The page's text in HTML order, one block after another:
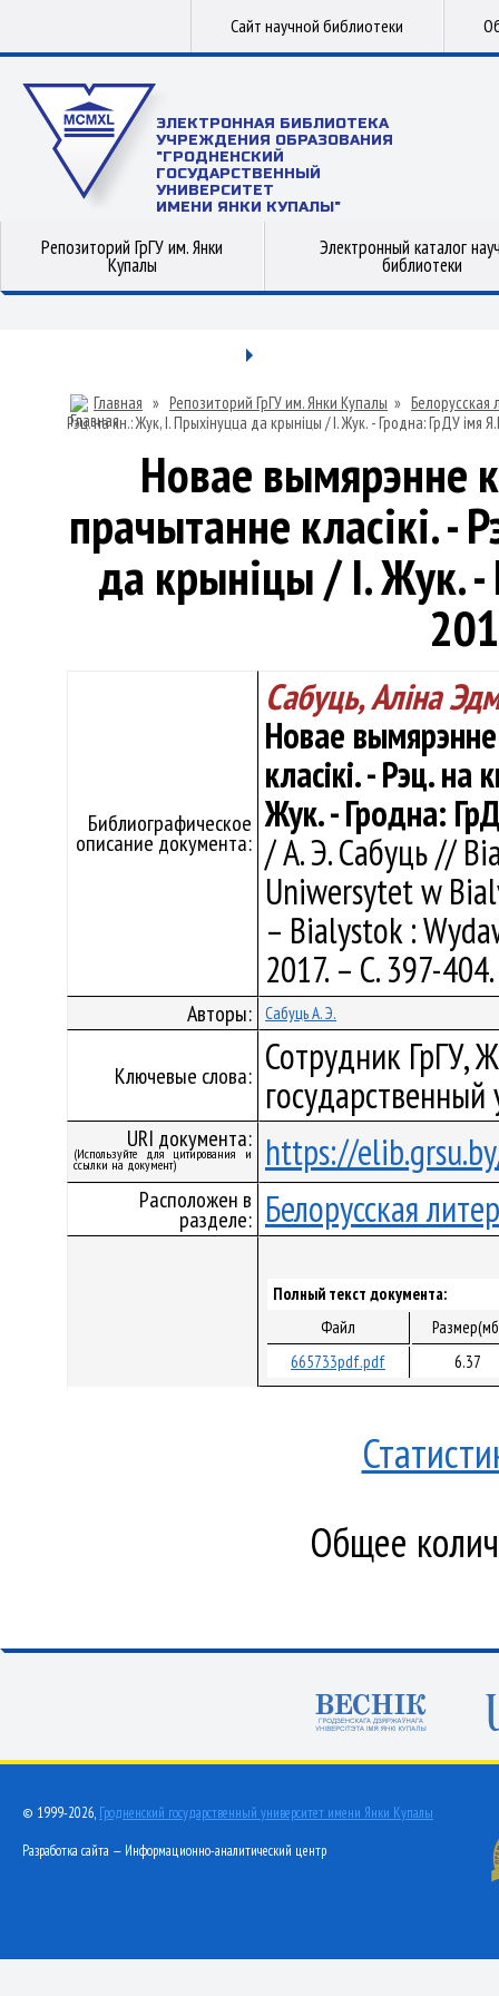
Сайт научной библиотеки
ЭЛЕКТРОННАЯ БИБЛИОТЕКА
УЧРЕЖДЕНИЯ ОБРАЗОВАНИЯ
"ГРОДНЕНСКИЙ
ГОСУДАРСТВЕННЫЙ
УНИВЕРСИТЕТ
ИМЕНИ ЯНКИ КУПАЛЫ"
Репозиторий ГрГУ им. Янки
Купалы
Электронный каталог
библиотеки
Главная » Репозиторий ГрГУ им. Янки Купалы » Белорусская
Рэц. на кн.: Жук, І. Прыхінуцца да крыніцы / І. Жук. - Гродна: ГрДУ імя
Новае вымярэнне
прачытанне класікі. -
да крыніцы / І. Жук.
Библиографическое
описание документа:
Сабуць, Аліна
Новае
класікі. - Рэц.
Жук. - Гродна:
/ А. Э. Сабуць //
Uniwersytet w
– Bialystok :
2017. – С. 397-404.
Авторы: Сабуць А. Э.
Ключевые слова: Сотрудник ГрГУ,
государственный
URI документа:
(Используйте для цитирования и
ссылки на документ) https://
Расположен в
разделе: Белорусская
Полный текст документа:
Файл
665733pdf.pdf
6.37
Общее
© 1999-2026, Гродненский государственный университет имени Янки Купалы
Разработка сайта — Информационно-аналитический центр